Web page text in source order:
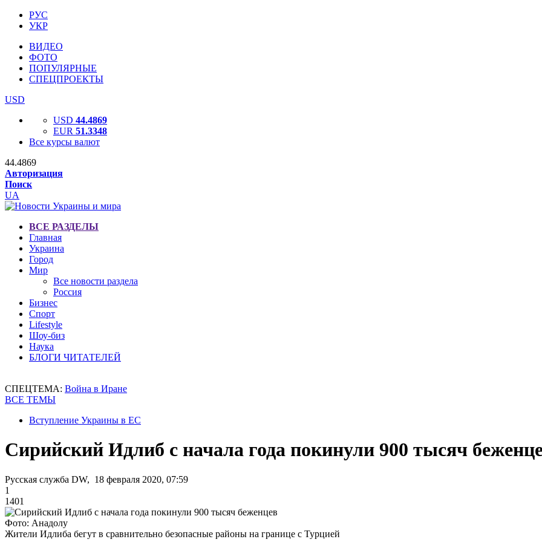
РУС
УКР
ВИДЕО
ФОТО
ПОПУЛЯРНЫЕ
СПЕЦПРОЕКТЫ
USD
USD 44.4869
EUR 51.3348
Все курсы валют
44.4869
Авторизация
Поиск
UA
ВСЕ РАЗДЕЛЫ
Главная
Украина
Город
Мир
Все новости раздела
Россия
Бизнес
Спорт
Lifestyle
Шоу-биз
Наука
БЛОГИ ЧИТАТЕЛЕЙ
СПЕЦТЕМА: Война в Иране
ВСЕ ТЕМЫ
Вступление Украины в ЕС
Сирийский Идлиб с начала года покинули 900 тысяч
Русская служба DW, 18 февраля 2020, 07:59
1
1401
Фото: Анадолу
Жители Идлиба бегут в сравнительно безопасные районы на границе с Турцией